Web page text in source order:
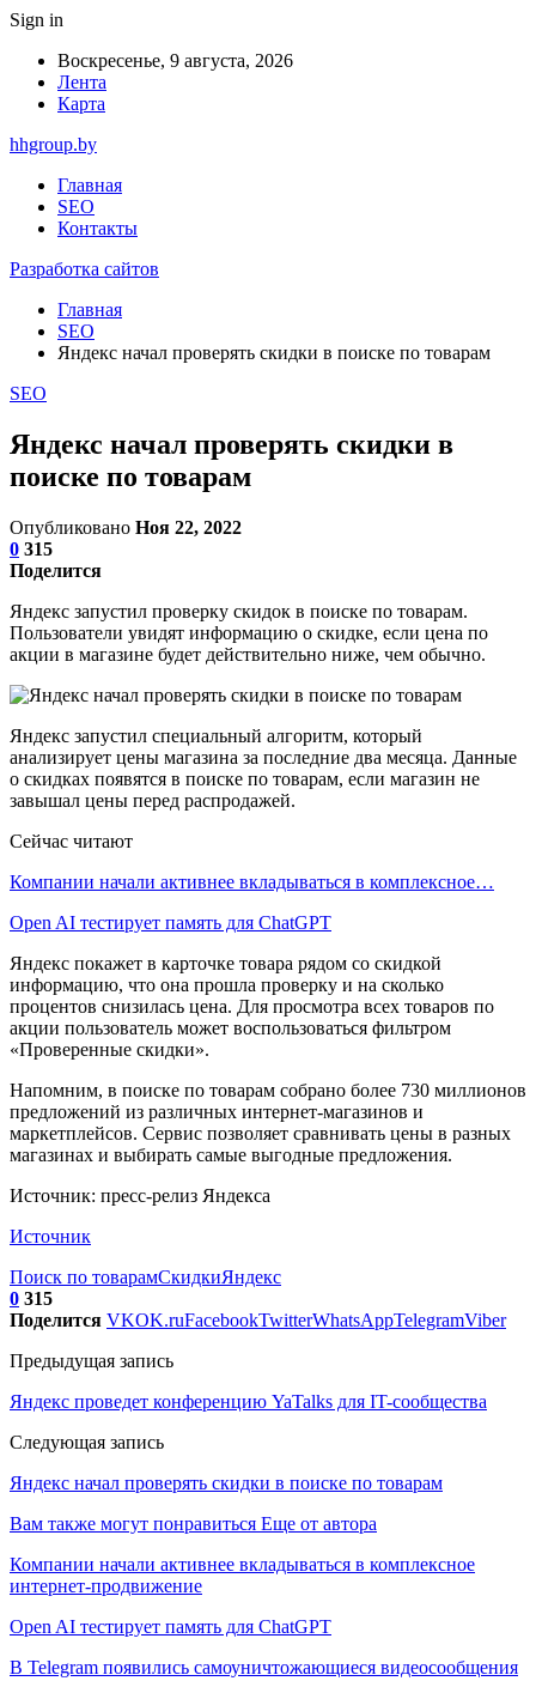
Sign in
Воскресенье, 9 августа, 2026
Лента
Карта
hhgroup.by
Главная
SEO
Контакты
Разработка сайтов
Главная
SEO
Яндекс начал проверять скидки в поиске по товарам
SEO
Яндекс начал проверять скидки в
поиске по товарам
Опубликовано Ноя 22, 2022
0 315
Поделится
Яндекс запустил проверку скидок в поиске по товарам.
Пользователи увидят информацию о скидке, если цена по
акции в магазине будет действительно ниже, чем обычно.
Яндекс запустил специальный алгоритм, который
анализирует цены магазина за последние два месяца. Данные
о скидках появятся в поиске по товарам, если магазин не
завышал цены перед распродажей.
Сейчас читают
Компании начали активнее вкладываться в комплексное…
Open AI тестирует память для ChatGPT
Яндекс покажет в карточке товара рядом со скидкой
информацию, что она прошла проверку и на сколько
процентов снизилась цена. Для просмотра всех товаров по
акции пользователь может воспользоваться фильтром
«Проверенные скидки».
Напомним, в поиске по товарам собрано более 730 миллионов
предложений из различных интернет-магазинов и
маркетплейсов. Сервис позволяет сравнивать цены в разных
магазинах и выбирать самые выгодные предложения.
Источник: пресс-релиз Яндекса
Источник
Поиск по товарамСкидкиЯндекс
0 315
Поделится VKOK.ruFacebookTwitterWhatsAppTelegramViber
Предыдущая запись
Яндекс проведет конференцию YaTalks для IT-сообщества
Следующая запись
Яндекс начал проверять скидки в поиске по товарам
Вам также могут понравиться Еще от автора
Компании начали активнее вкладываться в комплексное
интернет-продвижение
Open AI тестирует память для ChatGPT
В Telegram появились самоуничтожающиеся видеосообщения